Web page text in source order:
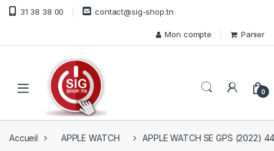
Skip to navigation
Skip to content
31 38 38 00 contact@sig-shop.tn
Mon compte Panier
Open 0
Accueil APPLE WATCH APPLE WATCH SE GPS (2022)